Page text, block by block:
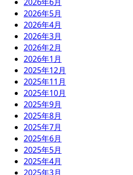
2026年5月
2026年4月
2026年3月
2026年2月
2026年1月
2025年12月
2025年11月
2025年10月
2025年9月
2025年8月
2025年7月
2025年6月
2025年5月
2025年4月
2025年3月